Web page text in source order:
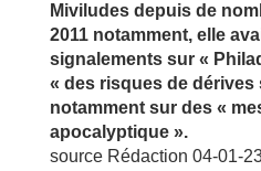
Miviludes depuis de
2011 notamment, elle
signalements sur «
« des risques de dérives
notamment sur des «
apocalyptique ».
source Rédaction 04-01-